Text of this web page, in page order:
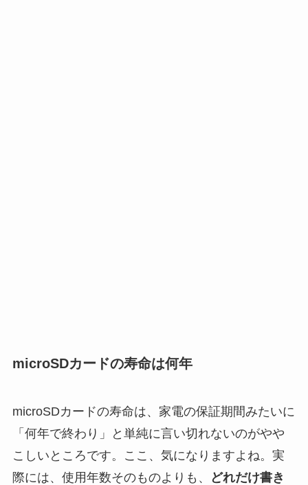
microSDカードの寿命は何年
microSDカードの寿命は、家電の保証期間みたいに
「何年で終わり」と単純に言い切れないのがやや
こしいところです。ここ、気になりますよね。実
際には、使用年数そのものよりも、
どれだけ書き